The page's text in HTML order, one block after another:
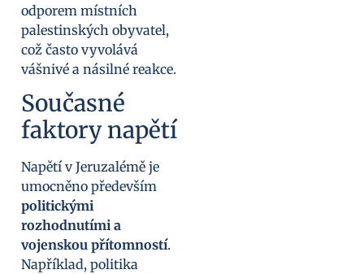
odporem místních
palestinských obyvatel,
což často vyvolává
vášnivé a násilné reakce.
Současné
faktory napětí
Napětí v Jeruzalémě je
umocněno především
politickými
rozhodnutími a
vojenskou přítomností.
Například, politika